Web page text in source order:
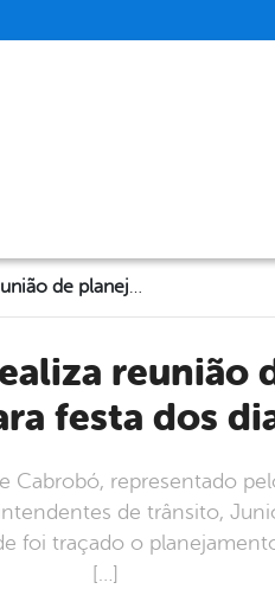
Governo de Cabrobó realiza reunião de planejamento de segurança para festa dos dias 29 e 30
festa dos
Cabrobó, representado
de trânsito,
foi traçado o
[…]